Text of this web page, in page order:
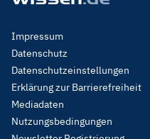
Footer
Menu
Legal
Impressum
Datenschutz
Datenschutzeinstellungen
Erklärung zur Barrierefreiheit
Mediadaten
Nutzungsbedingungen